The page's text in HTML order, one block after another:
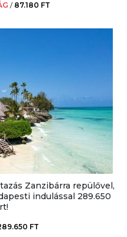
/ 87.180 FT
Zanzibárra repülővel,
indulással 289.650
FT